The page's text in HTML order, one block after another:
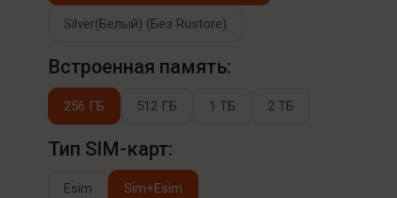
Silver(Белый) (Без Rustore)
Встроенная память:
256 ГБ 512 ГБ 1 ТБ 2 ТБ
Тип SIM-карт:
Esim Sim+Esim